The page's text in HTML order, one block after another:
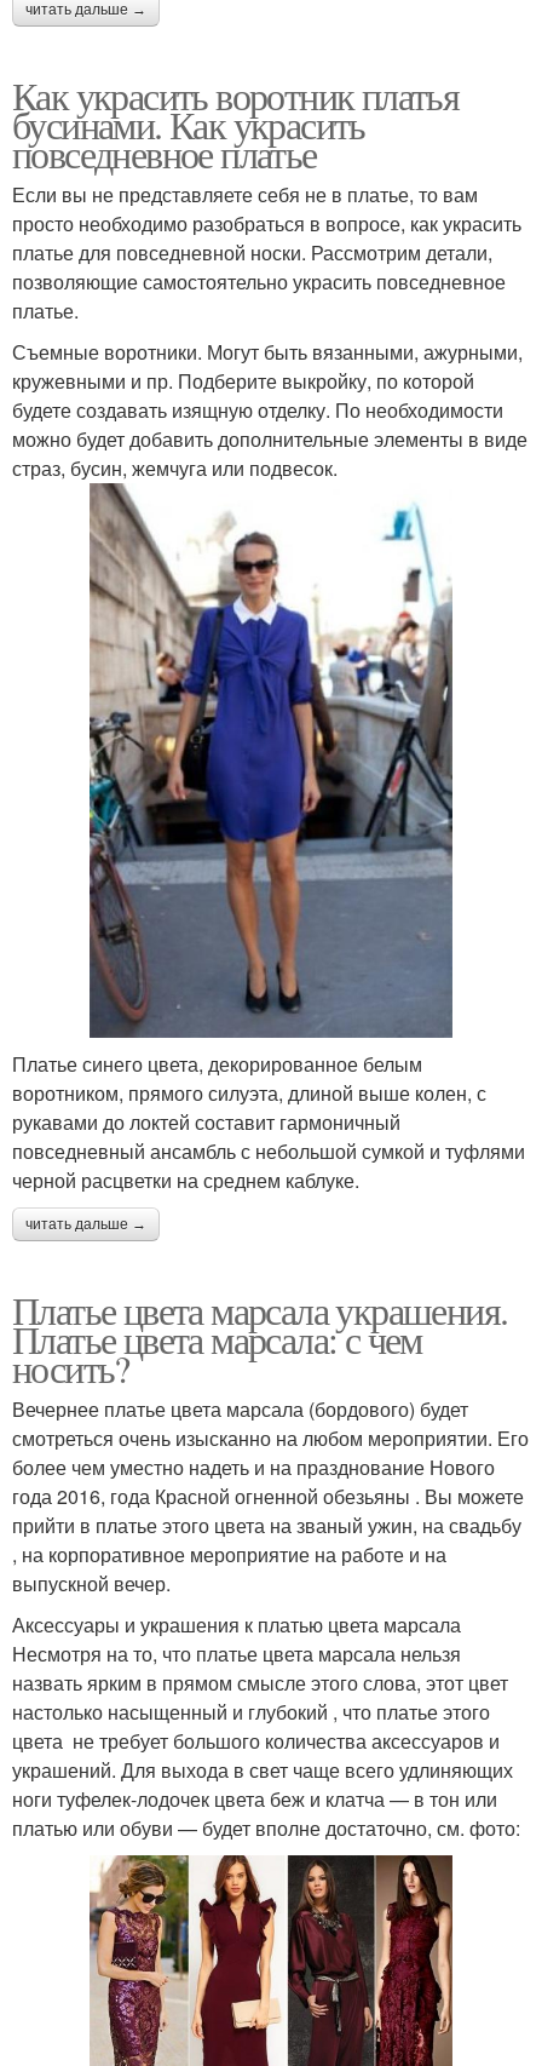
читать дальше →
Как украсить воротник платья
бусинами. Как украсить
повседневное платье
Если вы не представляете себя не в платье, то вам
просто необходимо разобраться в вопросе, как украсить
платье для повседневной носки. Рассмотрим детали,
позволяющие самостоятельно украсить повседневное
платье.
Съемные воротники. Могут быть вязанными, ажурными,
кружевными и пр. Подберите выкройку, по которой
будете создавать изящную отделку. По необходимости
можно будет добавить дополнительные элементы в виде
страз, бусин, жемчуга или подвесок.
Платье синего цвета, декорированное белым
воротником, прямого силуэта, длиной выше колен, с
рукавами до локтей составит гармоничный
повседневный ансамбль с небольшой сумкой и туфлями
черной расцветки на среднем каблуке.
читать дальше →
Платье цвета марсала украшения.
Платье цвета марсала: с чем
носить?
Вечернее платье цвета марсала (бордового) будет
смотреться очень изысканно на любом мероприятии. Его
более чем уместно надеть и на празднование Нового
года 2016, года Красной огненной обезьяны . Вы можете
прийти в платье этого цвета на званый ужин, на свадьбу
, на корпоративное мероприятие на работе и на
выпускной вечер.
Аксессуары и украшения к платью цвета марсала
Несмотря на то, что платье цвета марсала нельзя
назвать ярким в прямом смысле этого слова, этот цвет
настолько насыщенный и глубокий , что платье этого
цвета не требует большого количества аксессуаров и
украшений. Для выхода в свет чаще всего удлиняющих
ноги туфелек-лодочек цвета беж и клатча — в тон или
платью или обуви — будет вполне достаточно, см. фото: